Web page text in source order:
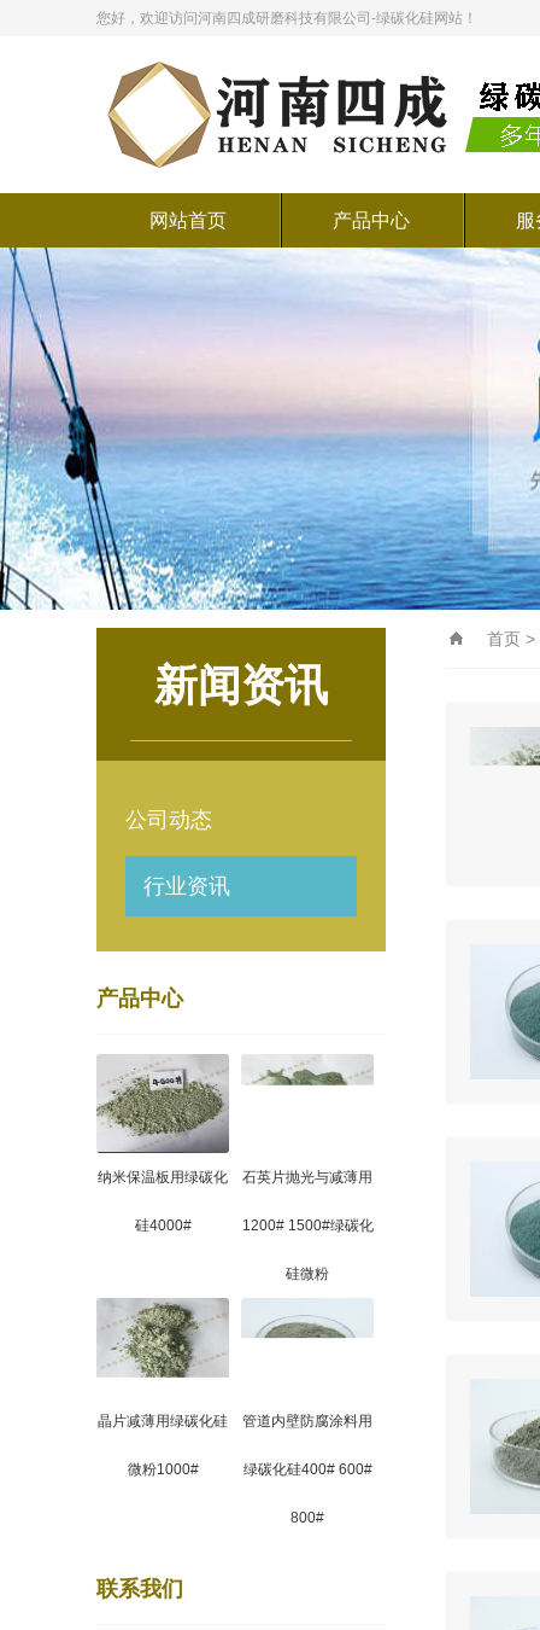
您好，欢迎访问河南四成研磨科技有限公司-绿碳化硅网站！
网站首页 产品中心
新闻资讯
公司动态
行业资讯
产品中心
纳米保温板用绿碳化
硅4000#
石英片抛光与减薄用
1200# 1500#绿碳化
硅微粉
晶片减薄用绿碳化硅
微粉1000#
管道内壁防腐涂料用
绿碳化硅400# 600#
800#
联系我们
首页 >